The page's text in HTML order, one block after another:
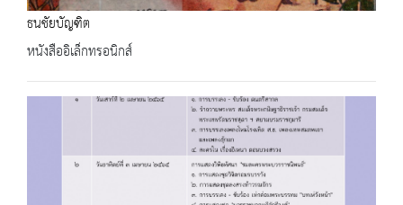
ธนชัยบัญฑิต
หนังสืออิเล็กทรอนิกส์